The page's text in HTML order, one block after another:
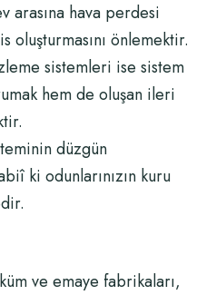
arasına hava perdesi
oluşturmasını önlemektir.
sistemleri ise sistem
hem de oluşan ileri
düzgün
ki odunlarınızın kuru
ve emaye fabrikaları,